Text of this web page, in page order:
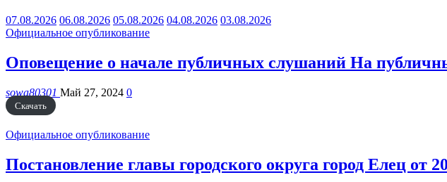
07.08.2026 06.08.2026 05.08.2026 04.08.2026 03.08.2026
Официальное опубликование
Оповещение о начале публичных слушаний На
sowa80301 Май 27, 2024 0
Скачать
Официальное опубликование
Постановление главы городского округа город Елец от